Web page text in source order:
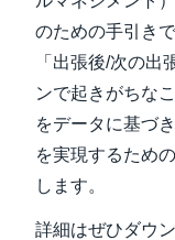
のための手引き
「出張後/次の出
ンで起きがちな
をデータに基づ
を実現するため
します。
詳細はぜひダウ